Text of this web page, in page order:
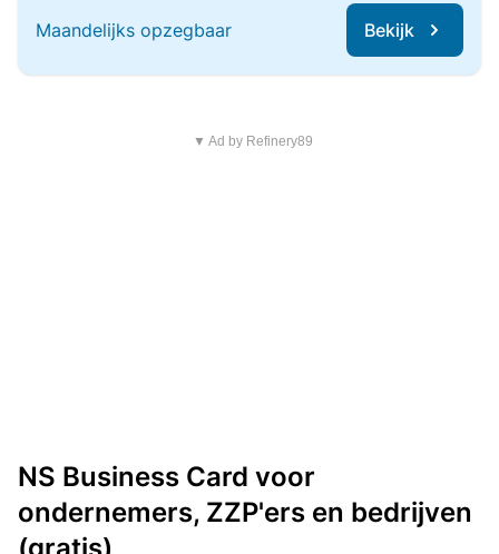
Maandelijks opzegbaar Bekijk
▼ Ad by Refinery89
NS Business Card voor
ondernemers, ZZP'ers en bedrijven